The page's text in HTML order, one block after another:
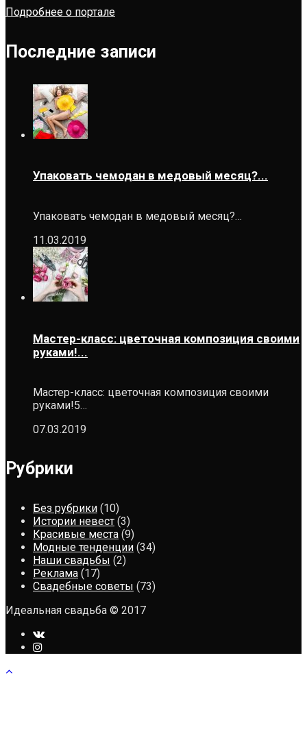
Подробнее о портале
Последние записи
Упаковать чемодан в медовый месяц?...
Упаковать чемодан в медовый месяц?…
11.03.2019
Мастер-класс: цветочная композиция своими
руками!...
Мастер-класс: цветочная композиция своими
руками!5…
07.03.2019
Рубрики
Без рубрики (10)
Истории невест (3)
Красивые места (9)
Модные тенденции (34)
Наши свадьбы (2)
Реклама (17)
Свадебные советы (73)
Идеальная свадьба © 2017